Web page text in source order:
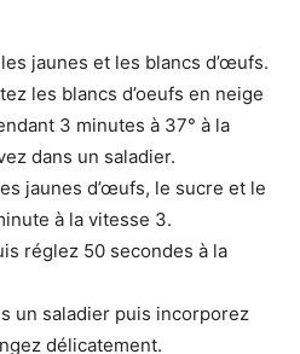
jaunes et les blancs d’œufs.
les blancs d’oeufs en neige
3 minutes à 37° à la
dans un saladier.
jaunes d’œufs, le sucre et le
à la vitesse 3.
réglez 50 secondes à la
un saladier puis incorporez
délicatement.